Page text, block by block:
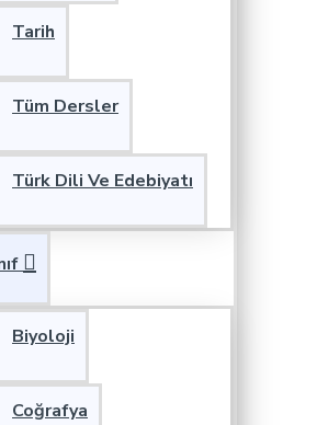
Tarih
Tüm Dersler
Türk Dili Ve Edebiyatı
Biyoloji
Coğrafya